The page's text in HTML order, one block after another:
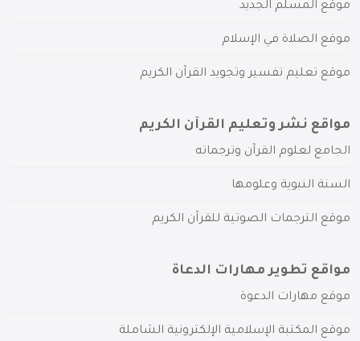
موقع المسلم الجديد
موقع الصلاة في الإسلام
موقع تعليم تفسير وتجويد القرآن الكريم
مواقع نشر وتعليم القرآن الكريم
الجامع لعلوم القرآن وترجماته
السنة النبوية وعلومها
موقع الترجمات الصوتية للقرآن الكريم
مواقع تطوير مهارات الدعاة
موقع مهارات الدعوة
موقع المكتبة الإسلامية الإلكترونية الشاملة